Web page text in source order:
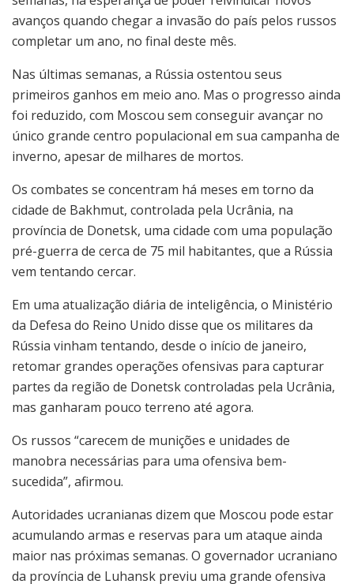
avanços quando chegar a invasão do país pelos russos
completar um ano, no final deste mês.
Nas últimas semanas, a Rússia ostentou seus
primeiros ganhos em meio ano. Mas o progresso ainda
foi reduzido, com Moscou sem conseguir avançar no
único grande centro populacional em sua campanha de
inverno, apesar de milhares de mortos.
Os combates se concentram há meses em torno da
cidade de Bakhmut, controlada pela Ucrânia, na
província de Donetsk, uma cidade com uma população
pré-guerra de cerca de 75 mil habitantes, que a Rússia
vem tentando cercar.
Em uma atualização diária de inteligência, o Ministério
da Defesa do Reino Unido disse que os militares da
Rússia vinham tentando, desde o início de janeiro,
retomar grandes operações ofensivas para capturar
partes da região de Donetsk controladas pela Ucrânia,
mas ganharam pouco terreno até agora.
Os russos “carecem de munições e unidades de
manobra necessárias para uma ofensiva bem-
sucedida”, afirmou.
Autoridades ucranianas dizem que Moscou pode estar
acumulando armas e reservas para um ataque ainda
maior nas próximas semanas. O governador ucraniano
da província de Luhansk previu uma grande ofensiva